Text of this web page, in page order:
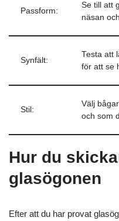
Passform:
Se till att
näsan
Synfält:
Testa att
för att se
Stil:
Välj
och som
Hur du
glasögonen
Efter att du har provat